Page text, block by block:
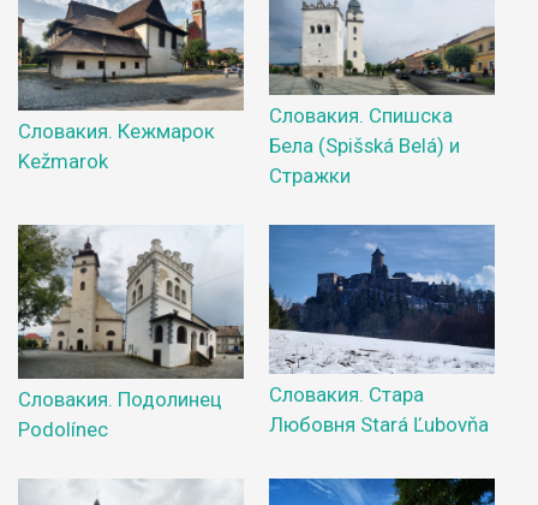
Словакия. Кежмарок
Kežmarok
Словакия. Спишска
Бела (Spišská Belá) и
Стражки
Словакия. Подолинец
Podolínec
Словакия. Стара
Любовня Stará Ľubovňa